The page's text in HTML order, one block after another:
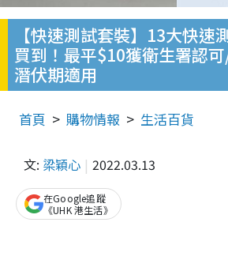
【快速測試套裝】13大快速
買到！最平$10獲衛生署認
潛伏期適用
首頁 購物情報 生活百貨
文: 梁穎心 2022.03.13
在Google追蹤
《UHK 港生活》